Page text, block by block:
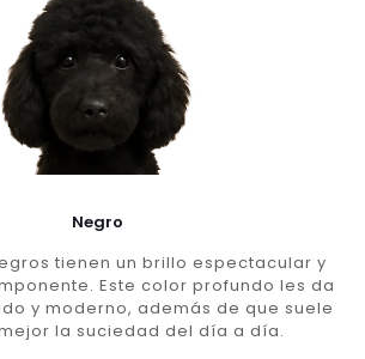
Negro
tienen un brillo espectacular y
Este color profundo les da
y moderno, además de que suele
la suciedad del día a día.